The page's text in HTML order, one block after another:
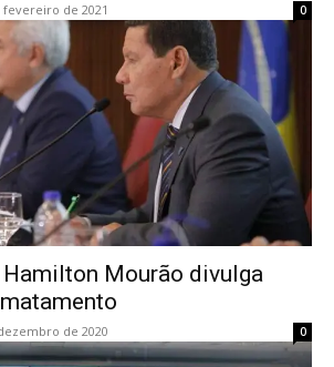
fevereiro de 2021 0
Mourão divulga
de 2020 0